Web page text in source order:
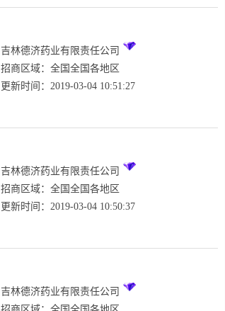
吉林德济药业有限责任公司
招商区域：全国全国各地区
更新时间：2019-03-04 10:51:27
吉林德济药业有限责任公司
招商区域：全国全国各地区
更新时间：2019-03-04 10:50:37
吉林德济药业有限责任公司